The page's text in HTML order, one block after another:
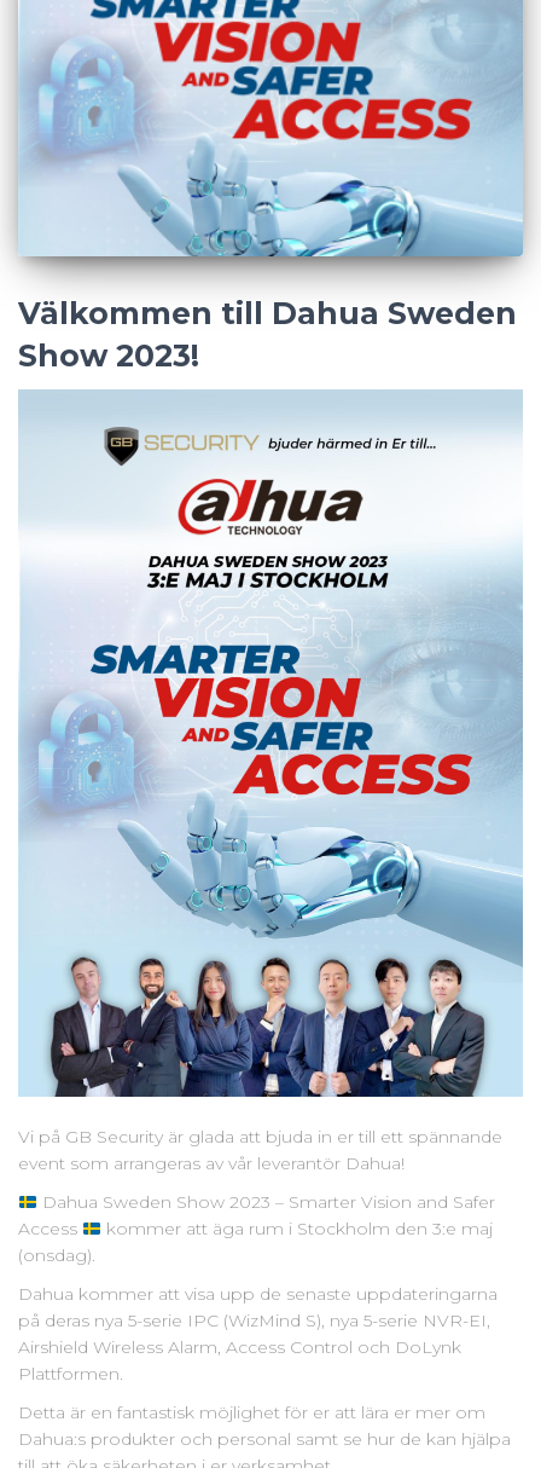
Välkommen till Dahua Sweden
Show 2023!
Vi på GB Security är glada att bjuda in er till ett spännande
event som arrangeras av vår leverantör Dahua!
Dahua Sweden Show 2023 – Smarter Vision and Safer
Access
kommer att äga rum i Stockholm den 3:e maj
(onsdag).
Dahua kommer att visa upp de senaste uppdateringarna
på deras nya 5-serie IPC (WizMind S), nya 5-serie NVR-EI,
Airshield Wireless Alarm, Access Control och DoLynk
Plattformen.
Detta är en fantastisk möjlighet för er att lära er mer om
Dahua:s produkter och personal samt se hur de kan hjälpa